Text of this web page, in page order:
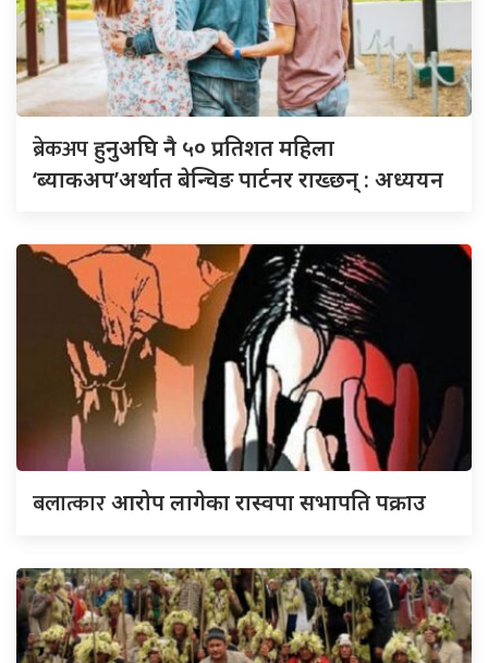
ब्रेकअपहुनुअघि नै ५० प्रतिशत महिला
‘ब्याकअप’अर्थात बेन्चिङ पार्टनर राख्छन् : अध्ययन
बलात्कारआरोप लागेका रास्वपा सभापति पक्राउ